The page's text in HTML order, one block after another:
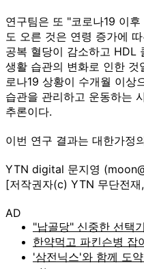
연구팀은 또 "코로나19 이
도 오른 것은 연령 증가에
공복 혈당이 감소하고 HDL
생활 습관의 변화로 인한 것
로나19 상황이 수개월 이상
습관을 관리하고 운동하는
추론이다.
이번 연구 결과는 대한가정
YTN digital 문지영
[저작권자(c) YTN 무단전
AD